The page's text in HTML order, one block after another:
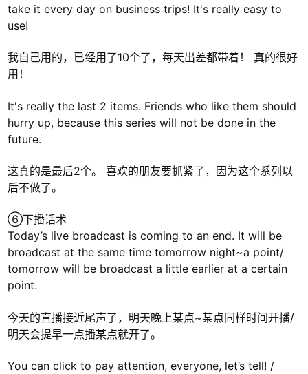
take it every day on business trips! It's really easy to
use!
我自己用的，已经用了10个了，每天出差都带着！ 真的很好
用！
It's really the last 2 items. Friends who like them should
hurry up, because this series will not be done in the
future.
这真的是最后2个。 喜欢的朋友要抓紧了，因为这个系列以
后不做了。
⑥下播话术
Today’s live broadcast is coming to an end. It will be
broadcast at the same time tomorrow night~a point/
tomorrow will be broadcast a little earlier at a certain
point.
今天的直播接近尾声了，明天晚上某点~某点同样时间开播/
明天会提早一点播某点就开了。
You can click to pay attention, everyone, let’s tell! /